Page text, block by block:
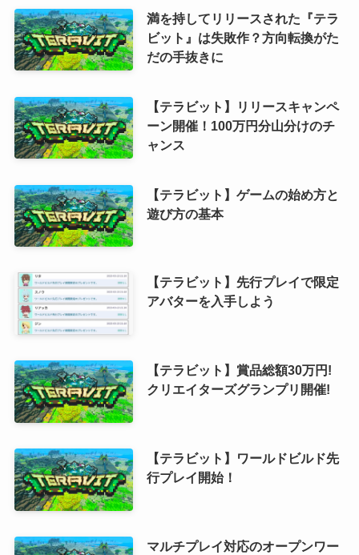
満を持してリリースされた『テラ
ビット』は失敗作？方向転換がた
だの手抜きに
【テラビット】リリースキャンペ
ーン開催！100万円分山分けのチ
ャンス
【テラビット】ゲームの始め方と
遊び方の基本
【テラビット】先行プレイで限定
アバターを入手しよう
【テラビット】賞品総額30万円!
クリエイターズグランプリ開催!
【テラビット】ワールドビルド先
行プレイ開始！
マルチプレイ対応のオープンワー